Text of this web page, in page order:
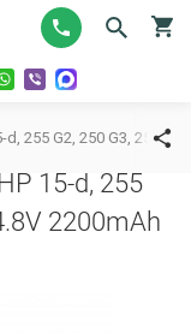
255 G2, 250 G3, 255 G3
15-d, 255
2200mAh